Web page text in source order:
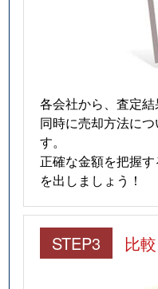
各会社から、査定結
同時に売却方法に
す。
正確な金額を把握
を出しましょう！
STEP3 比